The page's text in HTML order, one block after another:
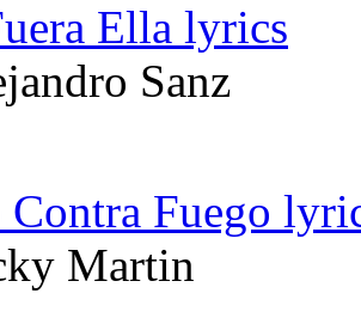
Ella lyrics
Sanz
Contra Fuego
Martin